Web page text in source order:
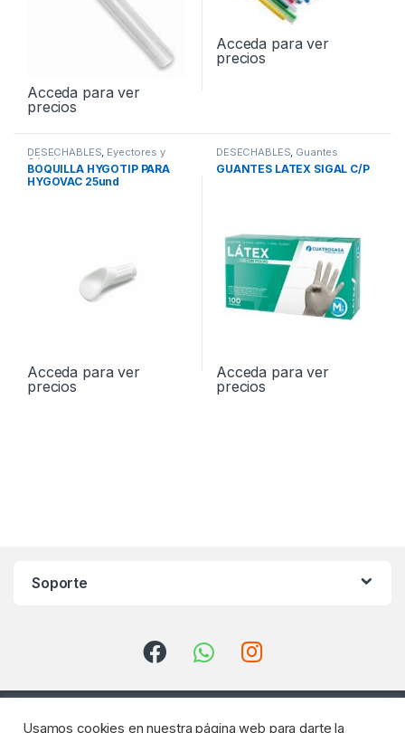
Acceda para ver
precios
Acceda para ver
precios
DESECHABLES, Eyectores y
Cánulas
BOQUILLA HYGOTIP PARA
HYGOVAC 25und
Acceda para ver
precios
DESECHABLES, Guantes
GUANTES LATEX SIGAL C/P
Acceda para ver
precios
Soporte
Usamos cookies en nuestra página web para darte la